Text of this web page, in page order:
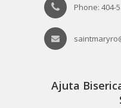
Phone: 404-
Ajuta